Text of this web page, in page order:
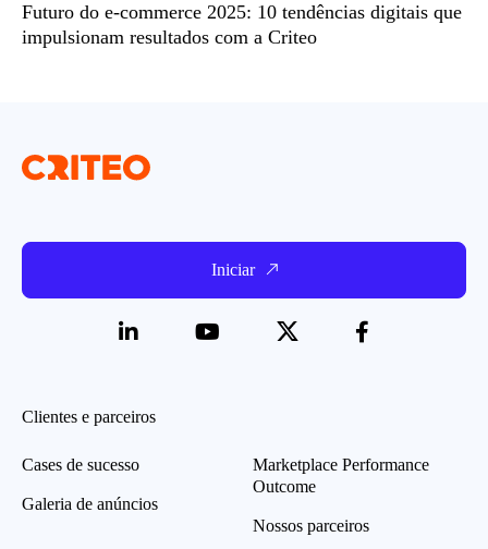
Futuro do e-commerce 2025: 10 tendências digitais que
impulsionam resultados com a Criteo
Iniciar
Clientes e parceiros
Cases de sucesso
Galeria de anúncios
Marketplace Performance
Outcome
Nossos parceiros